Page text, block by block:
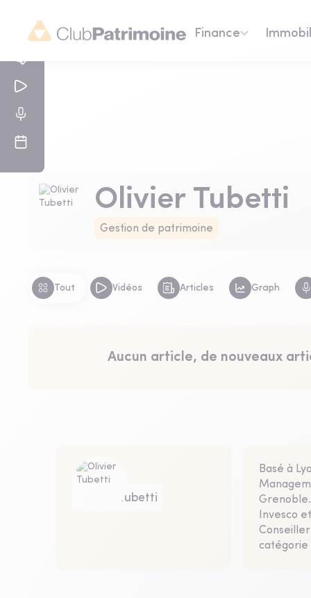
Finance
Olivier Tubetti
Gestion de patrimoine
Tout Vidéos Articles Graph
Aucun article, de nouveaux
Olivier Tubetti
Basé à
Invesco
catégorie